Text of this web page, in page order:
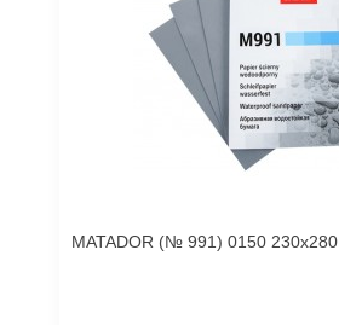
MATADOR (№ 991) 0150 230х280